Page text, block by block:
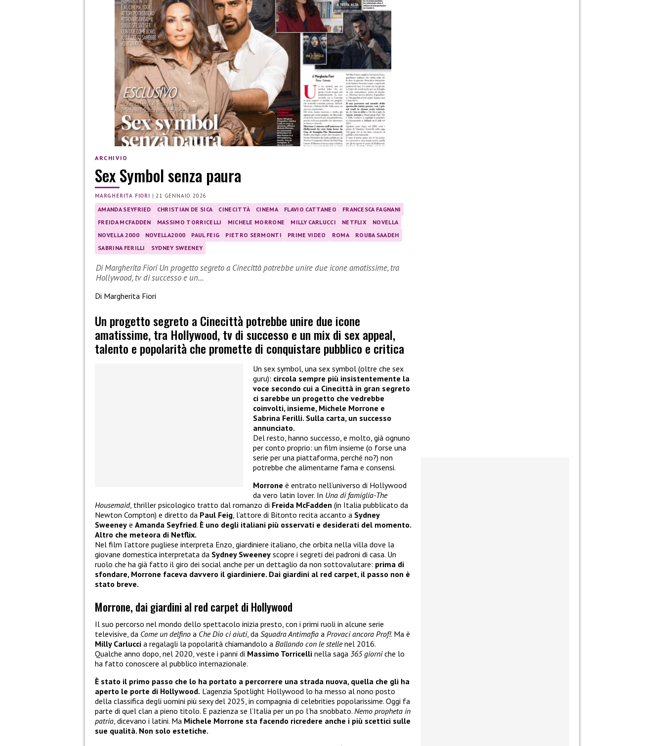
ARCHIVIO
Sex Symbol senza paura
MARGHERITA FIORI |21 GENNAIO 2026
AMANDA SEYFRIED CHRISTIAN DE SICA CINECITTÀ CINEMA FLAVIO CATTANEO
FRANCESCA FAGNANI
FREIDA MCFADDEN
MASSIMO TORRICELLI MICHELE MORRONE MILLY CARLUCCI NETFLIX
NOVELLA
NOVELLA 2000
NOVELLA2000 PAUL FEIG PIETRO SERMONTI PRIME VIDEO ROMA
ROUBA SAADEH
SABRINA FERILLI
SYDNEY SWEENEY
Di Margherita Fiori Un progetto segreto a Cinecittà potrebbe unire due icone amatissime, tra
Hollywood, tv di successo e un…
Di Margherita Fiori
Un progetto segreto a Cinecittà potrebbe unire due icone
amatissime, tra Hollywood, tv di successo e un mix di sex appeal,
talento e popolarità che promette di conquistare pubblico e critica
Un sex symbol, una sex symbol (oltre che sex
guru): circola sempre più insistentemente la
voce secondo cui a Cinecittà in gran segreto
ci sarebbe un progetto che vedrebbe
coinvolti, insieme, Michele Morrone e
Sabrina Ferilli. Sulla carta, un successo
annunciato.
Del resto, hanno successo, e molto, già ognuno
per conto proprio: un film insieme (o forse una
serie per una piattaforma, perché no?) non
potrebbe che alimentarne fama e consensi.
Morrone è entrato nell’universo di Hollywood
da vero latin lover. In Una di famiglia-The
Housemaid, thriller psicologico tratto dal romanzo di Freida McFadden (in Italia pubblicato da
Newton Compton) e diretto da Paul Feig, l’attore di Bitonto recita accanto a Sydney
Sweeney e Amanda Seyfried. È uno degli italiani più osservati e desiderati del momento.
Altro che meteora di Netflix.
Nel film l’attore pugliese interpreta Enzo, giardiniere italiano, che orbita nella villa dove la
giovane domestica interpretata da Sydney Sweeney scopre i segreti dei padroni di casa. Un
ruolo che ha già fatto il giro dei social anche per un dettaglio da non sottovalutare: prima di
sfondare, Morrone faceva davvero il giardiniere. Dai giardini al red carpet, il passo non è
stato breve.
Morrone, dai giardini al red carpet di Hollywood
Il suo percorso nel mondo dello spettacolo inizia presto, con i primi ruoli in alcune serie
televisive, da Come un delfino a Che Dio ci aiuti, da Squadra Antimafia a Provaci ancora Prof!. Ma è
Milly Carlucci a regalagli la popolarità chiamandolo a Ballando con le stellenel 2016.
Qualche anno dopo, nel 2020, veste i panni di Massimo Torricelli nella saga 365 giorniche lo
ha fatto conoscere al pubblico internazionale.
È stato il primo passo che lo ha portato a percorrere una strada nuova, quella che gli ha
aperto le porte di Hollywood. L’agenzia Spotlight Hollywood lo ha messo al nono posto
della classifica degli uomini più sexy del 2025, in compagnia di celebrities popolarissime. Oggi fa
parte di quel clan a pieno titolo. E pazienza se l’Italia per un po l’ha snobbato. Nemo propheta in
patria, dicevano i latini. Ma Michele Morrone sta facendo ricredere anche i più scettici sulle
sue qualità. Non solo estetiche.